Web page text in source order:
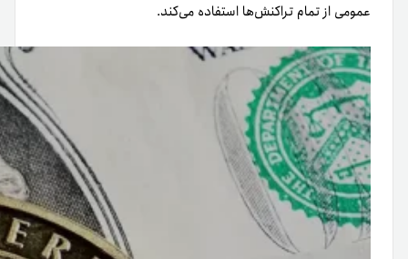
عمومی از تمام تراکنش‌ها استفاده می‌کند.